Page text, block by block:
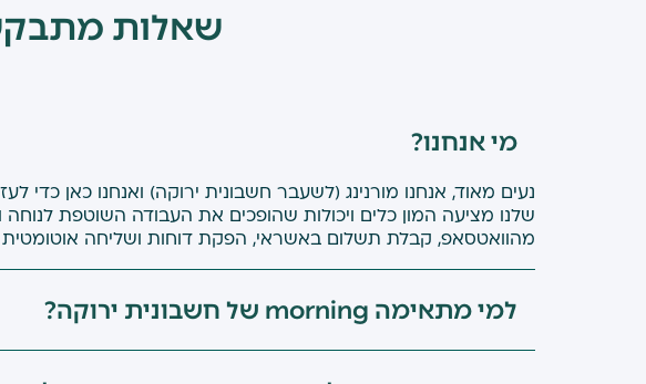
הילה גובר אשוח, קלינאית תקשורת
אחרי שהצטרפתי הבנתי כמה שעות
מנחם, זוהר מתנות שאוהבים
שאלות
מי אנחנו?
נעים מאוד, אנחנו מורנינג (לשעבר חשבונית ירוקה) ואנחנו כאן
שלנו מציעה המון כלים ויכולות שהופכים את העבודה השוטפת
מהוואטסאפ, קבלת תשלום באשראי, הפקת דוחות ושליחה אוטומטית
למי מתאימה morning של חשבונית ירוקה?